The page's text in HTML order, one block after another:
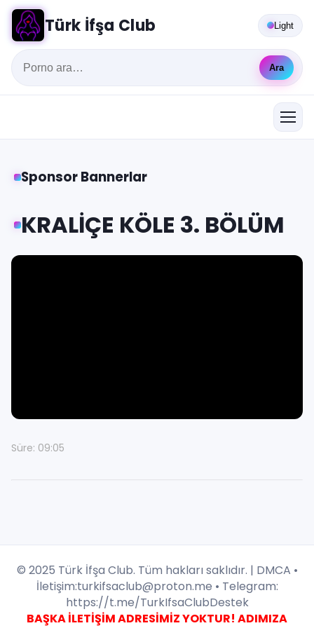
Türk İfşa Club
Ara
Light
Sponsor Bannerlar
KRALİÇE KÖLE 3. BÖLÜM
Süre: 09:05
© 2025 Türk İfşa Club. Tüm hakları saklıdır. | DMCA •
İletişim:turkifsaclub@proton.me • Telegram:
https://t.me/TurkIfsaClubDestek
BAŞKA İLETİŞİM ADRESİMİZ YOKTUR! ADIMIZA